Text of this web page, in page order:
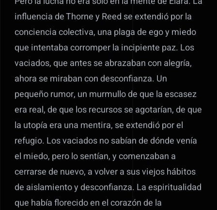
influencia de Thorne y Reed se extendió por la
conciencia colectiva, una plaga de ego y miedo
que intentaba corromper la incipiente paz. Los
vaciados, que antes se abrazaban con alegría,
ahora se miraban con desconfianza. Un
pequeño rumor, un murmullo de que la escasez
era real, de que los recursos se agotarían, de que
la utopía era una mentira, se extendió por el
refugio. Los vaciados no sabían de dónde venía
el miedo, pero lo sentían, y comenzaban a
cerrarse de nuevo, a volver a sus viejos hábitos
de aislamiento y desconfianza. La espiritualidad
que había florecido en el corazón de la